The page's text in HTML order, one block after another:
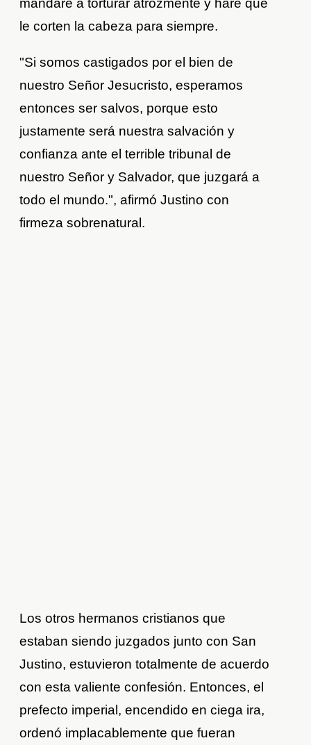
mandaré a torturar atrozmente y haré que
le corten la cabeza para siempre.
"Si somos castigados por el bien de
nuestro Señor Jesucristo, esperamos
entonces ser salvos, porque esto
justamente será nuestra salvación y
confianza ante el terrible tribunal de
nuestro Señor y Salvador, que juzgará a
todo el mundo.", afirmó Justino con
firmeza sobrenatural.
Los otros hermanos cristianos que
estaban siendo juzgados junto con San
Justino, estuvieron totalmente de acuerdo
con esta valiente confesión. Entonces, el
prefecto imperial, encendido en ciega ira,
ordenó implacablemente que fueran